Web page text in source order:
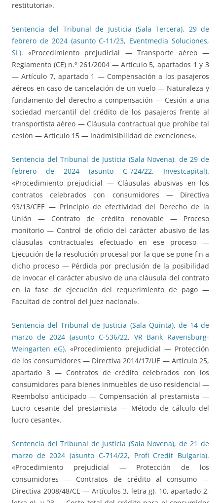
restitutoria».
Sentencia del Tribunal de Justicia (Sala Tercera), 29 de
febrero de 2024 (asunto C-11/23, Eventmedia Soluciones,
SL). «Procedimiento prejudicial — Transporte aéreo —
Reglamento (CE) n.º 261/2004 — Artículo 5, apartados 1 y 3
— Artículo 7, apartado 1 — Compensación a los pasajeros
aéreos en caso de cancelación de un vuelo — Naturaleza y
fundamento del derecho a compensación — Cesión a una
sociedad mercantil del crédito de los pasajeros frente al
transportista aéreo — Cláusula contractual que prohíbe tal
cesión — Artículo 15 — Inadmisibilidad de exenciones».
Sentencia del Tribunal de Justicia (Sala Novena), de 29 de
febrero de 2024 (asunto C-724/22, Investcapital).
«Procedimiento prejudicial — Cláusulas abusivas en los
contratos celebrados con consumidores — Directiva
93/13/CEE — Principio de efectividad del Derecho de la
Unión — Contrato de crédito renovable — Proceso
monitorio — Control de oficio del carácter abusivo de las
cláusulas contractuales efectuado en ese proceso —
Ejecución de la resolución procesal por la que se pone fin a
dicho proceso — Pérdida por preclusión de la posibilidad
de invocar el carácter abusivo de una cláusula del contrato
en la fase de ejecución del requerimiento de pago —
Facultad de control del juez nacional».
Sentencia del Tribunal de Justicia (Sala Quinta), de 14 de
marzo de 2024 (asunto C-536/22, VR Bank Ravensburg-
Weingarten eG). «Procedimiento prejudicial — Protección
de los consumidores — Directiva 2014/17/UE — Artículo 25,
apartado 3 — Contratos de crédito celebrados con los
consumidores para bienes inmuebles de uso residencial —
Reembolso anticipado — Compensación al prestamista —
Lucro cesante del prestamista — Método de cálculo del
lucro cesante».
Sentencia del Tribunal de Justicia (Sala Novena), de 21 de
marzo de 2024 (asunto C-714/22, Profi Credit Bulgaria).
«Procedimiento prejudicial — Protección de los
consumidores — Contratos de crédito al consumo —
Directiva 2008/48/CE — Artículos 3, letra g), 10, apartado 2,